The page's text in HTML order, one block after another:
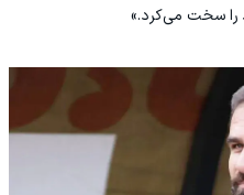
را سخت می‌کرد.»